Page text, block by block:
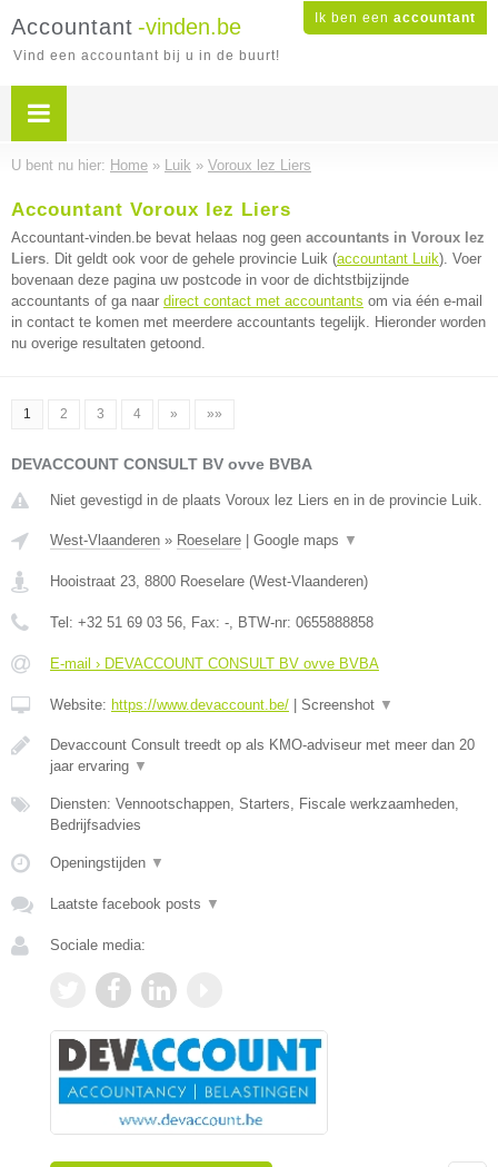
Ik ben een accountant
Accountant -vinden.be
Vind een accountant bij u in de buurt!
U bent nu hier: Home » Luik » Voroux lez Liers
Accountant Voroux lez Liers
Accountant-vinden.be bevat helaas nog geen accountants in Voroux lez
Liers. Dit geldt ook voor de gehele provincie Luik (accountant Luik). Voer
bovenaan deze pagina uw postcode in voor de dichtstbijzijnde
accountants of ga naar direct contact met accountants om via één e-mail
in contact te komen met meerdere accountants tegelijk. Hieronder worden
nu overige resultaten getoond.
1 2 3 4 » »»
DEVACCOUNT CONSULT BV ovve BVBA
Niet gevestigd in de plaats Voroux lez Liers en in de provincie Luik.
West-Vlaanderen » Roeselare Google maps ▼
Hooistraat 23, 8800 Roeselare (West-Vlaanderen)
Tel: +32 51 69 03 56, Fax: -, BTW-nr: 0655888858
E-mail › DEVACCOUNT CONSULT BV ovve BVBA
Website: https://www.devaccount.be/ Screenshot ▼
Devaccount Consult treedt op als KMO-adviseur met meer dan 20
jaar ervaring ▼
Diensten: Vennootschappen, Starters, Fiscale werkzaamheden,
Bedrijfsadvies
Openingstijden ▼
Laatste facebook posts ▼
Sociale media: